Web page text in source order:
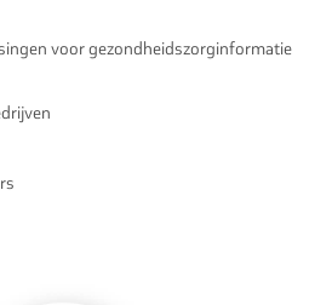
voor gezondheidszorginformatie